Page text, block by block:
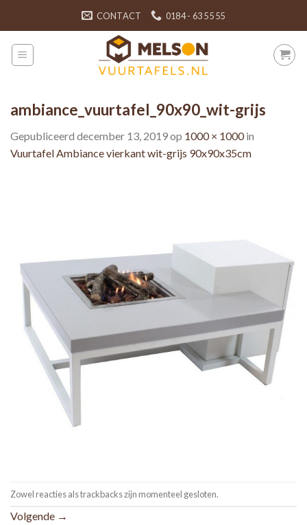
content
CONTACT 0184 - 63 55 55
ambiance_vuurtafel_90x90_wit-grijs
Gepubliceerd december 13, 2019op 1000 × 1000in
Vuurtafel Ambiance vierkant wit-grijs 90x90x35cm
Zowel reacties als trackbacks zijn momenteel gesloten.
Volgende →